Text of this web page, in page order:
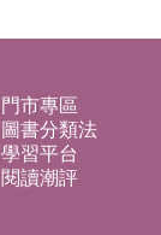
門市專區
圖書分類法
學習平台
閱讀潮評